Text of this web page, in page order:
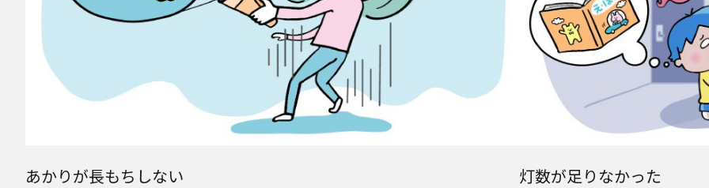
あかりが長もちしない 灯数が足りなかった